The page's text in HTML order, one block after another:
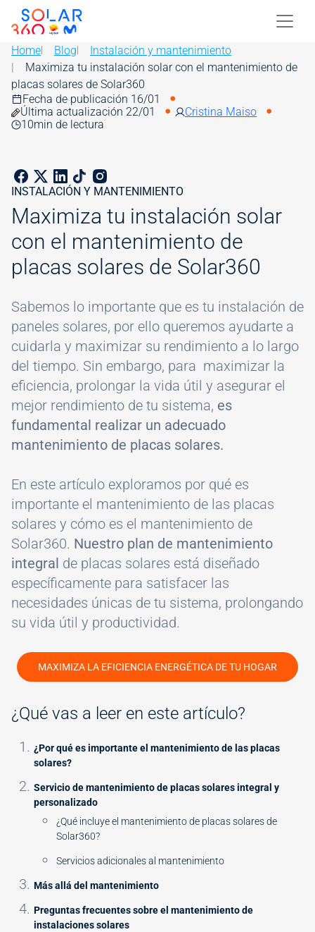
Skip to main content
Image
Home Blog
Instalación y mantenimiento
Maximiza tu instalación solar con el mantenimiento de
placas solares de Solar360
Fecha de publicación 16/01
Última actualización 22/01
Cristina Maiso
10min de lectura
INSTALACIÓN Y MANTENIMIENTO
Maximiza tu instalación solar
con el mantenimiento de
placas solares de Solar360
Sabemos lo importante que es tu instalación de
paneles solares, por ello queremos ayudarte a
cuidarla y maximizar su rendimiento a lo largo
del tiempo. Sin embargo, para maximizar la
eficiencia, prolongar la vida útil y asegurar el
mejor rendimiento de tu sistema, es
fundamental realizar un adecuado
mantenimiento de placas solares.
En este artículo exploramos por qué es
importante el mantenimiento de las placas
solares y cómo es el mantenimiento de
Solar360. Nuestro plan de mantenimiento
integral de placas solares está diseñado
específicamente para satisfacer las
necesidades únicas de tu sistema, prolongando
su vida útil y productividad.
MAXIMIZA LA EFICIENCIA ENERGÉTICA DE TU HOGAR
¿Qué vas a leer en este artículo?
¿Por qué es importante el mantenimiento de las placas
solares?
Servicio de mantenimiento de placas solares integral y
personalizado
¿Qué incluye el mantenimiento de placas solares de
Solar360?
Servicios adicionales al mantenimiento
Más allá del mantenimiento
Preguntas frecuentes sobre el mantenimiento de
instalaciones solares